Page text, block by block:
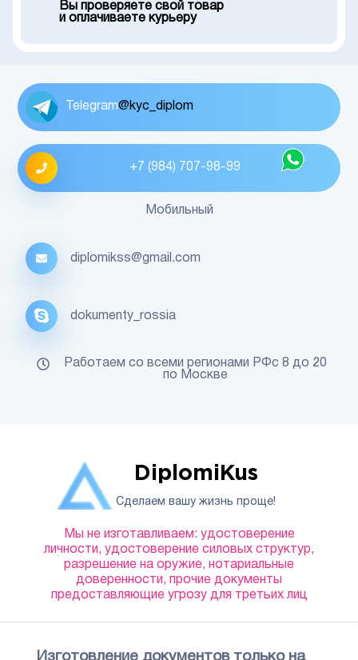
Вы проверяете свой товар
и оплачиваете курьеру
DiplomiKus
Сделаем вашу жизнь проще!
Мы не изготавливаем: удостоверение
личности, удостоверение силовых структур,
разрешение на оружие, нотариальные
доверенности, прочие документы
предоставляющие угрозу для третьих лиц
Изготовление документов только на
Telegram@kyc_diplom
+7 (984) 707-98-99
Мобильный
diplomikss@gmail.com
dokumenty_rossia
Работаем со всеми регионами РФс 8 до 20
по Москве